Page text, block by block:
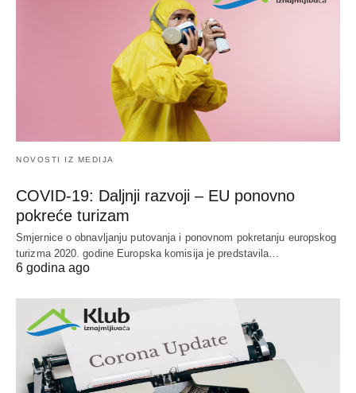
NOVOSTI IZ MEDIJA
COVID-19: Daljnji razvoji – EU ponovno
pokreće turizam
Smjernice o obnavljanju putovanja i ponovnom pokretanju europskog
turizma 2020. godine Europska komisija je predstavila…
6 godina ago